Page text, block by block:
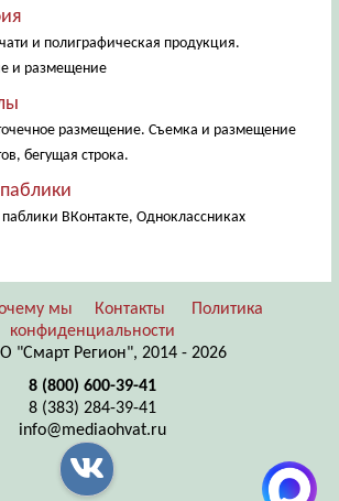
и полиграфическая продукция.
и размещение
размещение. Съемка и размещение
бегущая строка.
ВКонтакте, Одноклассниках
мы Контакты
Политика
конфиденциальности
"Смарт Регион", 2014 - 2026
8 (800) 600-39-41
8 (383) 284-39-41
info@mediaohvat.ru